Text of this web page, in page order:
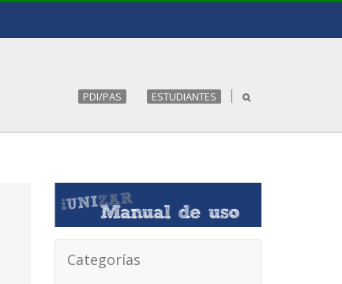
PDI/PAS ESTUDIANTES
Categorías